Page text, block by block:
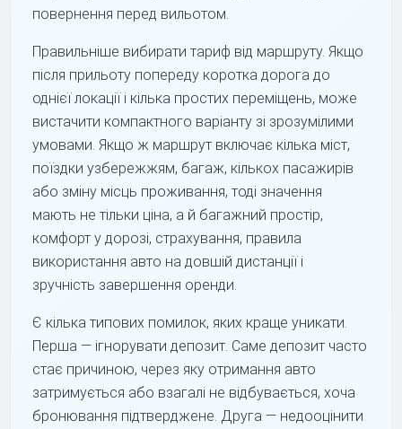
повернення перед вильотом.
Правильніше вибирати тариф від маршруту. Якщо
після прильоту попереду коротка дорога до
однієї локації і кілька простих переміщень, може
вистачити компактного варіанту зі зрозумілими
умовами. Якщо ж маршрут включає кілька міст,
поїздки узбережжям, багаж, кількох пасажирів
або зміну місць проживання, тоді значення
мають не тільки ціна, а й багажний простір,
комфорт у дорозі, страхування, правила
використання авто на довшій дистанції і
зручність завершення оренди.
Є кілька типових помилок, яких краще уникати.
Перша — ігнорувати депозит. Саме депозит часто
стає причиною, через яку отримання авто
затримується або взагалі не відбувається, хоча
бронювання підтверджене. Друга — недооцінити